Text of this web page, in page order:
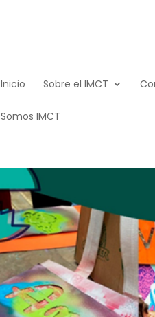
Inicio Sobre el IMCT
Somos IMCT